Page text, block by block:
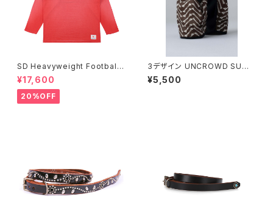
SD Heavyweight Football
Logo LS T VW
¥17,600
20%OFF
3デザイン UNCROWD SUM
MER MESH GLOVE
¥5,500